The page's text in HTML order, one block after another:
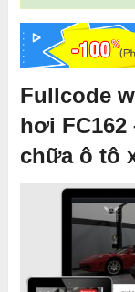
Fullcode
hơi FC162
chữa ô tô